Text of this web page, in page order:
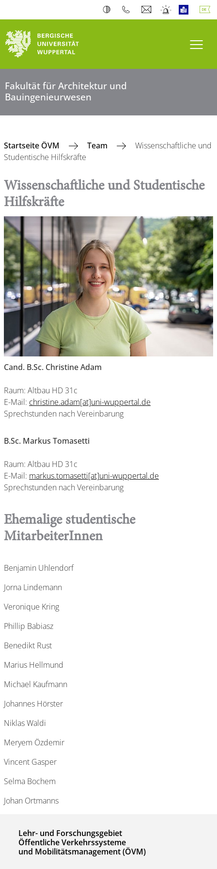
Fakultät für Architektur und
Bauingenieurwesen
Startseite ÖVM Team
Wissenschaftliche und
Studentische Hilfskräfte
Wissenschaftliche und Studentische
Hilfskräfte
Cand. B.Sc. Christine Adam
Raum: Altbau HD 31c
E-Mail: christine.adam[at]uni-wuppertal.de
Sprechstunden nach Vereinbarung
B.Sc. Markus Tomasetti
Raum: Altbau HD 31c
E-Mail: markus.tomasetti[at]uni-wuppertal.de
Sprechstunden nach Vereinbarung
Ehemalige studentische
MitarbeiterInnen
Benjamin Uhlendorf
Jorna Lindemann
Veronique Kring
Phillip Babiasz
Benedikt Rust
Marius Hellmund
Michael Kaufmann
Johannes Hörster
Niklas Waldi
Meryem Özdemir
Vincent Gasper
Selma Bochem
Johan Ortmanns
Lehr- und Forschungsgebiet
Öffentliche Verkehrssysteme
und Mobilitätsmanagement (ÖVM)